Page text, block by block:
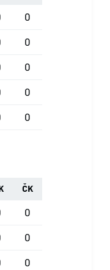
0
0
0
0
0
ČK
0
0
0